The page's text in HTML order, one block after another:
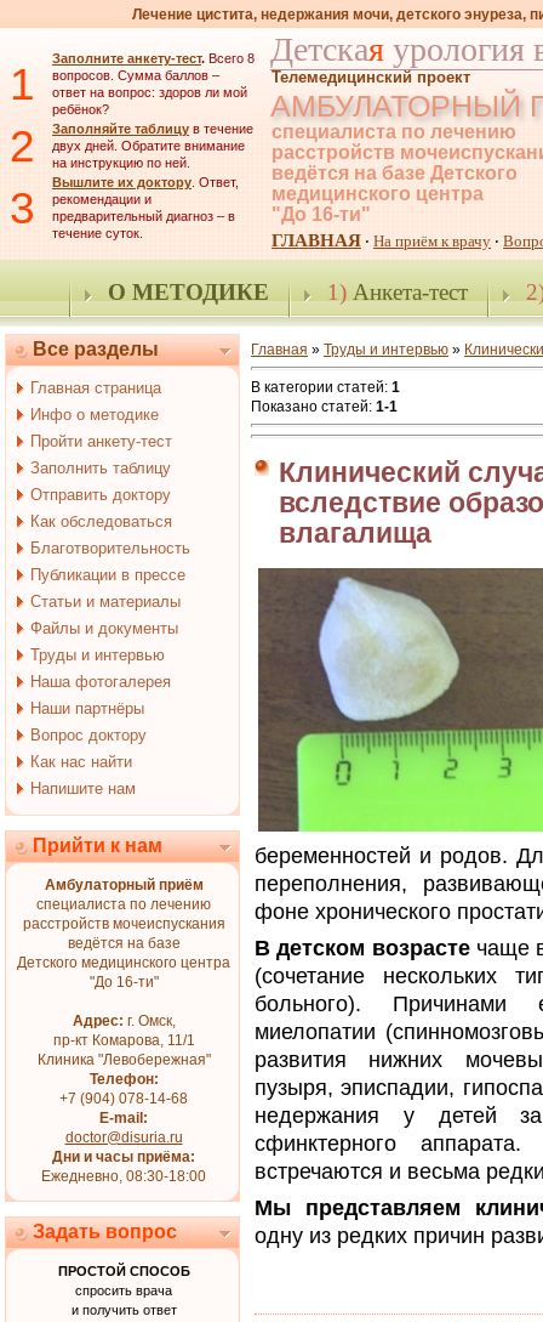
Лечение цистита, недержания мочи, детского энуреза,
1 Заполните анкету-тест. Всего 8
вопросов. Сумма баллов –
ответ на вопрос: здоров ли мой
ребёнок?
2 Заполняйте таблицу в течение
двух дней. Обратите внимание
на инструкцию по ней.
3 Вышлите их доктору. Ответ,
рекомендации и
предварительный диагноз – в
течение суток.
Детская урология
Телемедицинский проект
АМБУЛАТОРНЫЙ
специалиста по лечению
расстройств
ведётся на базе Детского
медицинского центра
"До 16-ти"
ГЛАВНАЯ · На приём к врачу ·
О МЕТОДИКЕ 1)Анкета-тест
Все разделы
Главная страница
Инфо о методике
Пройти анкету-тест
Заполнить таблицу
Отправить доктору
Как обследоваться
Благотворительность
Публикации в прессе
Статьи и материалы
Файлы и документы
Труды и интервью
Наша фотогалерея
Наши партнёры
Вопрос доктору
Как нас найти
Напишите нам
Прийти к нам
Амбулаторный приём
специалиста по лечению
расстройств мочеиспускания
ведётся на базе
Детского медицинского центра
"До 16-ти"
Адрес: г. Омск,
пр-кт Комарова, 11/1
Клиника "Левобережная"
Телефон:
+7 (904) 078-14-68
E-mail:
doctor@disuria.ru
Дни и часы приёма:
Ежедневно, 08:30-18:00
Задать вопрос
ПРОСТОЙ СПОСОБ
спросить врача
и получить ответ
Главная » Труды и интервью »
В категории статей: 1
Показано статей: 1-1
Клинический
вследствие
влагалища
беременностей и родов.
переполнения,
фоне хронического
В детском возрастечаще
(сочетание нескольких
больного).
миелопатии
развития нижних
пузыря, эписпадии,
недержания у детей
сфинктерного
встречаются и весьма
Мы представляем
одну из редких причин